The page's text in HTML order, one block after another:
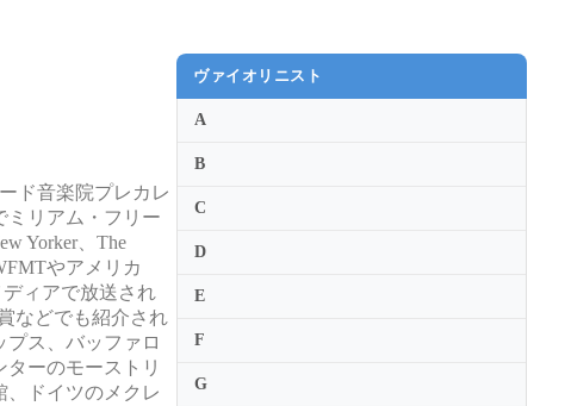
ド音楽院プレカレ
ミリアム・フリー
Yorker、The
やアメリカ
ィアで放送され
などでも紹介され
ス、バッファロ
ーのモーストリ
ドイツのメクレ
ヴァイオリニスト
A
B
C
D
E
F
G